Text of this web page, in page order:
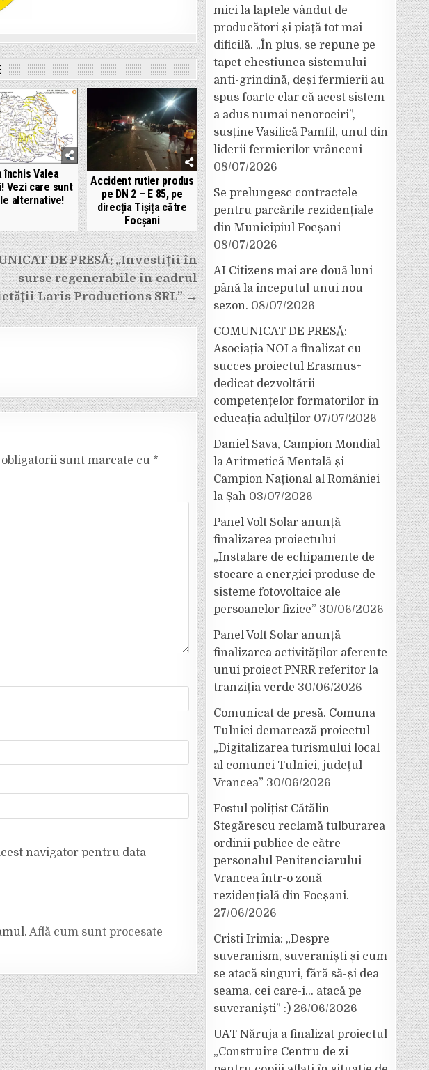
închis Valea
Vezi care sunt
alternative!
Accident rutier produs
pe DN 2 – E 85, pe
direcția Tișița către
Focșani
DE PRESĂ: „Investiții în
surse regenerabile în cadrul
Laris Productions SRL” →
sunt marcate cu *
navigator pentru data
Află cum sunt procesate
mici la laptele vândut de
producători și piață tot mai
dificilă. „În plus, se repune pe
tapet chestiunea sistemului
anti-grindină, deși fermierii au
spus foarte clar că acest sistem
a adus numai nenorociri”,
susține Vasilică Pamfil, unul din
liderii fermierilor vrânceni
08/07/2026
Se prelungesc contractele
pentru parcările rezidențiale
din Municipiul Focșani
08/07/2026
AI Citizens mai are două luni
până la începutul unui nou
sezon. 08/07/2026
COMUNICAT DE PRESĂ:
Asociația NOI a finalizat cu
succes proiectul Erasmus+
dedicat dezvoltării
competențelor formatorilor în
educația adulților 07/07/2026
Daniel Sava, Campion Mondial
la Aritmetică Mentală și
Campion Național al României
la Șah 03/07/2026
Panel Volt Solar anunță
finalizarea proiectului
„Instalare de echipamente de
stocare a energiei produse de
sisteme fotovoltaice ale
persoanelor fizice” 30/06/2026
Panel Volt Solar anunță
finalizarea activităților aferente
unui proiect PNRR referitor la
tranziția verde 30/06/2026
Comunicat de presă. Comuna
Tulnici demarează proiectul
„Digitalizarea turismului local
al comunei Tulnici, județul
Vrancea” 30/06/2026
Fostul polițist Cătălin
Stegărescu reclamă tulburarea
ordinii publice de către
personalul Penitenciarului
Vrancea într-o zonă
rezidențială din Focșani.
27/06/2026
Cristi Irimia: „Despre
suveranism, suveraniști și cum
se atacă singuri, fără să-și dea
seama, cei care-i… atacă pe
suveraniști” :) 26/06/2026
UAT Năruja a finalizat proiectul
„Construire Centru de zi